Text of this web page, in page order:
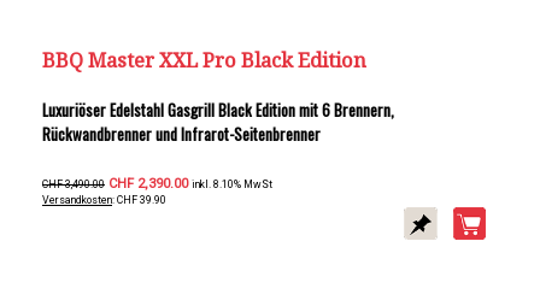
BBQ Master XXL Pro Black Edition
Luxuriöser Edelstahl Gasgrill Black Edition mit 6 Brennern,
Rückwandbrenner und Infrarot-Seitenbrenner
CHF 3,490.00 CHF 2,390.00 inkl. 8.10% MwSt
Versandkosten: CHF 39.90